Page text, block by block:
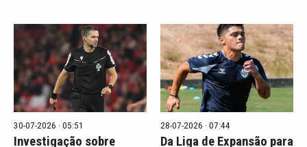
30-07-2026 · 05:51
Investigação sobre
28-07-2026 · 07:44
Da Liga de Expansão para